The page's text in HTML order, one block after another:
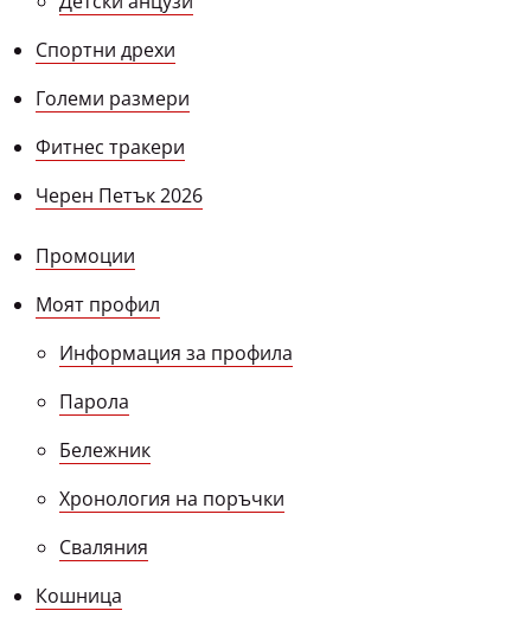
Спортни дрехи
Големи размери
Фитнес тракери
Черен Петък 2026
Промоции
Моят профил
Информация за профила
Парола
Бележник
Хронология на поръчки
Сваляния
Кошница